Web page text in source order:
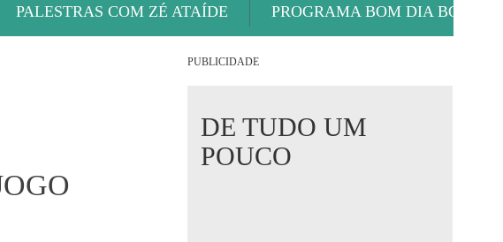
PALESTRAS COM ZÉ ATAÍDE PROGRAMA BOM DIA BOLA
PUBLICIDADE
DE TUDO UM
POUCO